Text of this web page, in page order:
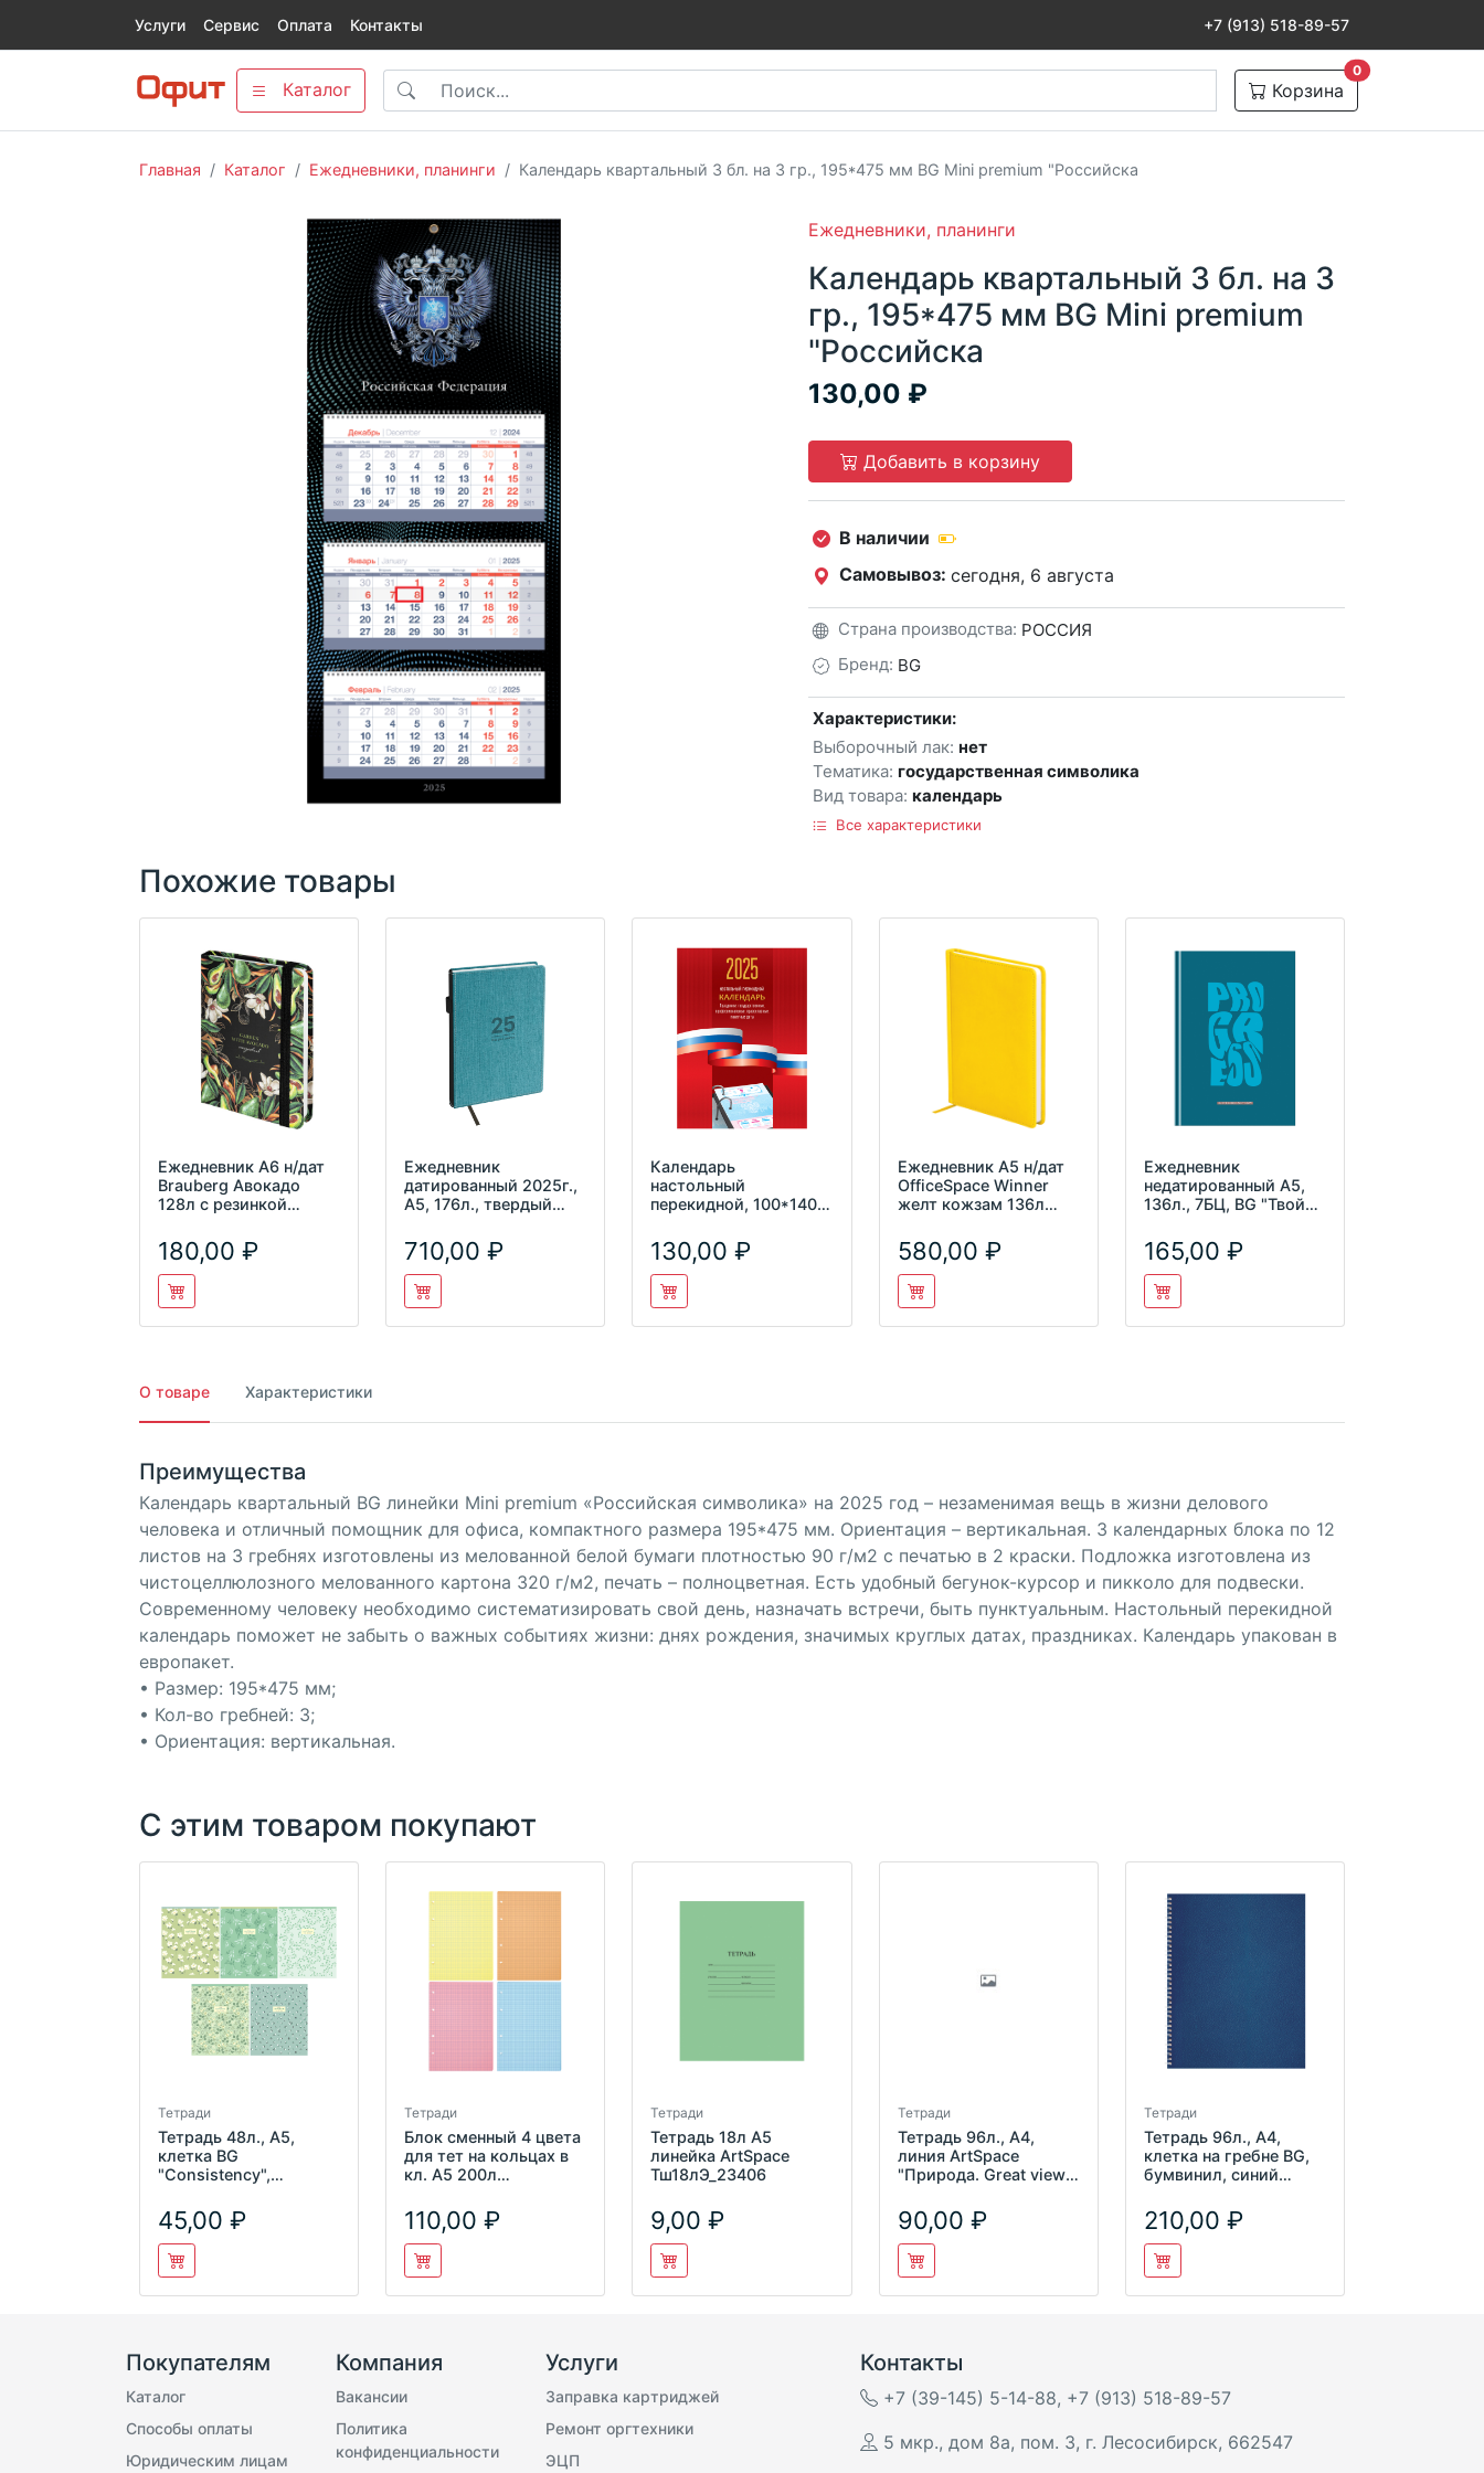
Услуги Сервис Оплата Контакты +7 (913) 518-89-57
Каталог Корзина
0товаров в корзине
Главная Каталог Ежедневники, планинги Календарь квартальный 3 бл. на 3 гр., 195*475 мм BG Mini premium "Российска
Ежедневники, планинги
Календарь квартальный 3 бл. на 3
гр., 195*475 мм BG Mini premium
"Российска
130,00
Добавить в корзину
В наличии
Самовывоз: сегодня, 6 августа
Страна производства: РОССИЯ
Бренд: BG
Характеристики:
Выборочный лак: нет
Тематика: государственная символика
Вид товара: календарь
Все характеристики
Похожие товары
Ежедневник А6 н/дат
Brauberg Авокадо
128л с резинкой
180,00
Ежедневник
датированный 2025г.,
А5, 176л., твердый
"Fi
710,00
Календарь
настольный
перекидной, 100*140
160л, блок офсет
130,00
Ежедневник А5 н/дат
OfficeSpace Winner
желт кожзам 136л
580,00
Ежедневник
недатированный А5,
136л., 7БЦ, BG "Твой
ламина
165,00
О товаре Характеристики
Преимущества
Календарь квартальный BG линейки Mini premium «Российская символика» на 2025 год – незаменимая вещь в жизни делового
человека и отличный помощник для офиса, компактного размера 195*475 мм. Ориентация – вертикальная. 3 календарных блока по 12
листов на 3 гребнях изготовлены из мелованной белой бумаги плотностью 90 г/м2 с печатью в 2 краски. Подложка изготовлена из
чистоцеллюлозного мелованного картона 320 г/м2, печать – полноцветная. Есть удобный бегунок-курсор и пикколо для подвески.
Современному человеку необходимо систематизировать свой день, назначать встречи, быть пунктуальным. Настольный перекидной
календарь поможет не забыть о важных событиях жизни: днях рождения, значимых круглых датах, праздниках. Календарь упакован в
европакет.
• Размер: 195*475 мм;
• Кол-во гребней: 3;
• Ориентация: вертикальная.
С этим товаром покупают
Тетради
Тетрадь 48л., А5,
клетка BG
"Consistency",
45,00
Тетради
Блок сменный 4 цвета
для тет на кольцах в
кл. А5 200л
СБ4ц200_2
110,00
Тетради
Тетрадь 18л А5
линейка ArtSpace
Тш18лЭ_23406
9,00
Тетради
Тетрадь 96л., А4,
линия ArtSpace
"Природа. Great view",
90,00
Тетради
Тетрадь 96л., А4,
клетка на гребне BG,
бумвинил, синий
210,00
Покупателям
Каталог
Способы оплаты
Юридическим лицам
Компания
Вакансии
Политика
конфиденциальности
Услуги
Заправка картриджей
Ремонт оргтехники
ЭЦП
Контакты
+7 (39-145) 5-14-88, +7 (913) 518-89-57
5 мкр., дом 8а, пом. 3, г. Лесосибирск, 662547